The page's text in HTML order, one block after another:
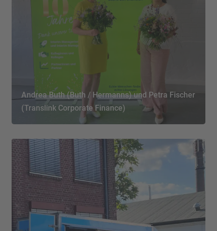
Andrea Buth (Buth / Hermanns) und Petra Fischer
(Translink Corporate Finance)